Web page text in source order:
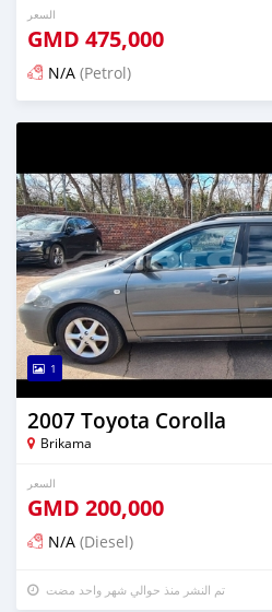
السعر
GMD 475,000
N/A (Petrol)
تم النشر منذ 9 أيام مضت
1
2007 Toyota Corolla
Brikama
السعر
GMD 200,000
N/A (Diesel)
تم النشر منذ حوالي شهر واحد مضت